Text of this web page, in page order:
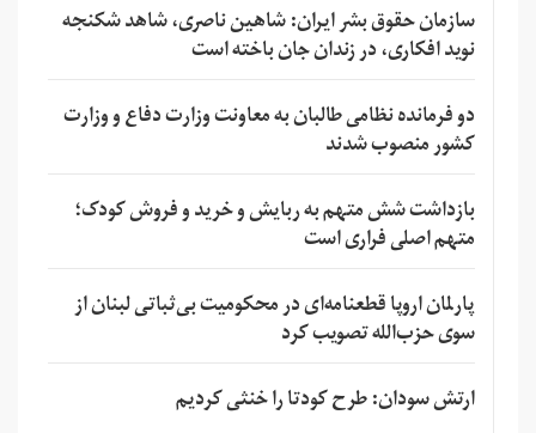
سازمان حقوق بشر ایران: شاهین ناصری، شاهد شکنجه
نوید افکاری، در زندان جان باخته است
دو فرمانده نظامی طالبان به معاونت وزارت دفاع و وزارت
کشور منصوب شدند
بازداشت شش متهم به ربایش و خرید و فروش کودک؛
متهم اصلی فراری است
پارلمان اروپا قطعنامه‌ای در محکومیت بی‌ثباتی لبنان از
سوی حزب‌الله تصویب کرد
ارتش سودان: طرح کودتا را خنثی کردیم